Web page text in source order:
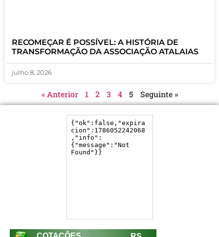
RECOMEÇAR É POSSÍVEL: A HISTÓRIA DE
TRANSFORMAÇÃO DA ASSOCIAÇÃO ATALAIAS
julho 8, 2026
« Anterior 1 2 3 4 5 Seguinte »